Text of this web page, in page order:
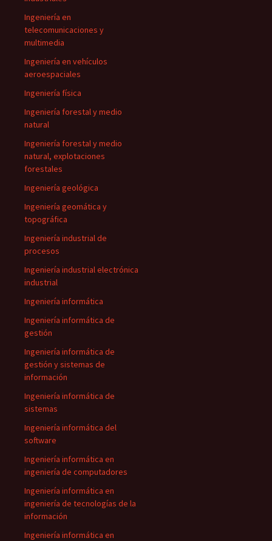
Ingeniería en
telecomunicaciones y
multimedia
Ingeniería en vehículos
aeroespaciales
Ingeniería física
Ingeniería forestal y medio
natural
Ingeniería forestal y medio
natural, explotaciones
forestales
Ingeniería geológica
Ingeniería geomática y
topográfica
Ingeniería industrial de
procesos
Ingeniería industrial electrónica
industrial
Ingeniería informática
Ingeniería informática de
gestión
Ingeniería informática de
gestión y sistemas de
información
Ingeniería informática de
sistemas
Ingeniería informática del
software
Ingeniería informática en
ingeniería de computadores
Ingeniería informática en
ingeniería de tecnologías de la
información
Ingeniería informática en